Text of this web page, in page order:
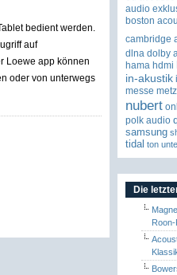
bedient werden.
auf
Loewe app können
oder von unterwegs
audio
boston
cambridge
dlna dolby
hama hdmi
in-akustik
messe metz
nubert
polk audio
samsung
tidal ton
Die